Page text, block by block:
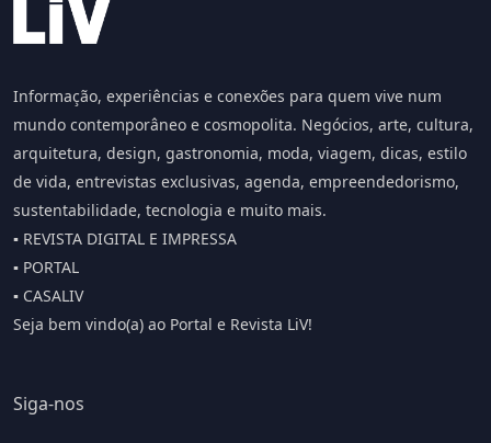
Informação, experiências e conexões para quem vive num
mundo contemporâneo e cosmopolita. Negócios, arte, cultura,
arquitetura, design, gastronomia, moda, viagem, dicas, estilo
de vida, entrevistas exclusivas, agenda, empreendedorismo,
sustentabilidade, tecnologia e muito mais.
▪️ REVISTA DIGITAL E IMPRESSA
▪️ PORTAL
▪️ CASALIV
Seja bem vindo(a) ao Portal e Revista LiV!
Siga-nos